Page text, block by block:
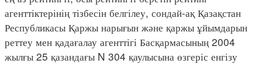
агенттіктерінің тізбесін белгілеу, сондай-ақ Қазақстан
Республикасы Қаржы нарығын және қаржы ұйымдарын
реттеу мен қадағалау агенттігі Басқармасының 2004
жылғы 25 қазандағы N 304 қаулысына өзгеріс енгізу